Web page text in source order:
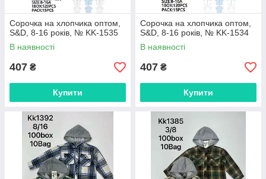
Сорочка на хлопчика оптом,
S&D, 8-16 років, № KK-1535
В наявності
407 ₴
Купити
Сорочка на хлопчика оптом,
S&D, 8-16 років, № KK-1534
В наявності
407 ₴
Купити